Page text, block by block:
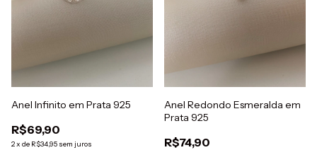
Anel Infinito em Prata 925
R$69,90
2x de R$34,95 sem juros
Anel Redondo Esmeralda em
Prata 925
R$74,90